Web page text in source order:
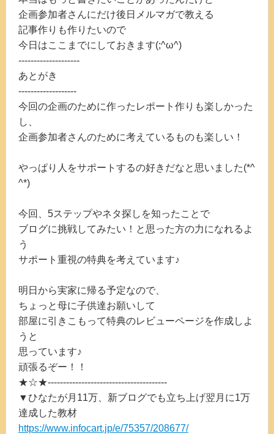
企画参加者さんにだけ後日メルマガで教える
記事作りも作りたいので
今日はここまでにしておきます(;^ω^)
--------------------
あとがき
-------------------
今回の企画のために作ったレポート作りも楽しかった
し、
企画参加者さんのために考えているものも楽しい！
やっぱり人をサポートするの好きだなと思いました(*^
^*)
今回、5ステップやネタ探しを知ったことで
ブログに挑戦してみたい！と思った方の力になれるよ
う
サポート重視の特典を考えています♪
明日から実家に帰る予定なので、
ちょっと母に子供達お願いして
部屋に引きこもって特典のレビューページを作成しよ
うと
思っています♪
頑張るぞー！！
★☆★---------------------------------------
▼ひなたが月11万、新ブログでも立ち上げ翌月に1万
達成した教材
https://www.infocart.jp/e/75357/208677/